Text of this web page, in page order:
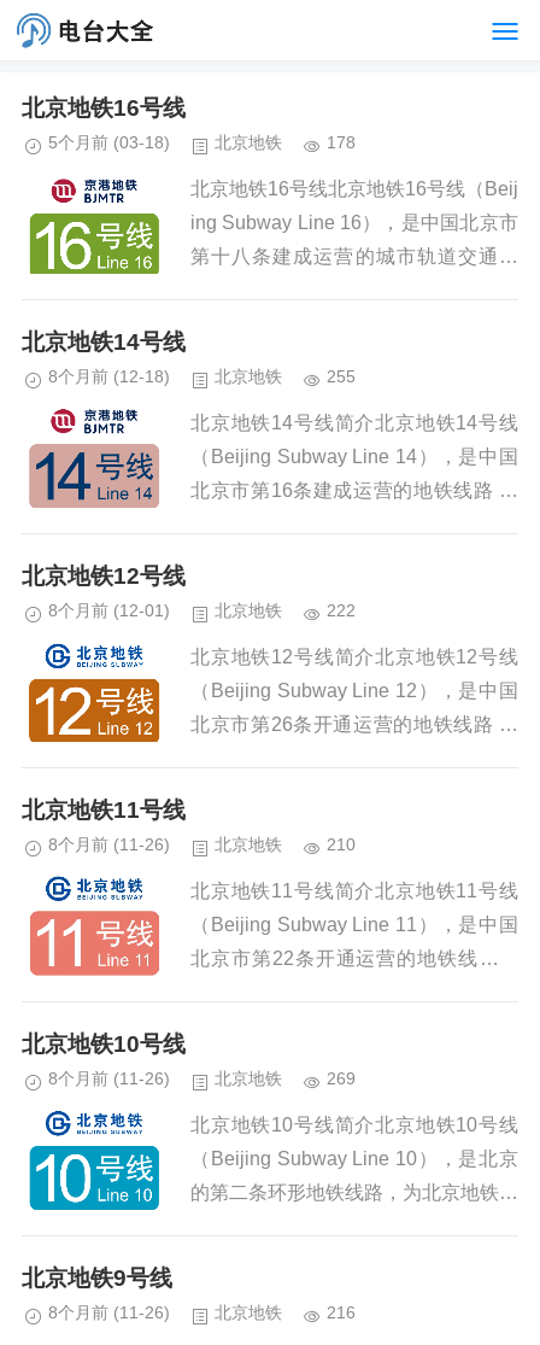
北京地铁16号线
5个月前 (03-18) 北京地铁 178
北京地铁16号线北京地铁16号线（Beij
ing Subway Line 16），是中国北京市
第十八条建成运营的城市轨道交通线
北京地铁14号线
8个月前 (12-18) 北京地铁 255
北京地铁14号线简介北京地铁14号线
（Beijing Subway Line 14），是中国
北京市第16条建成运营的地铁线路 ，
北京地铁12号线
8个月前 (12-01) 北京地铁 222
北京地铁12号线简介北京地铁12号线
（Beijing Subway Line 12），是中国
北京市第26条开通运营的地铁线路 ，
北京地铁11号线
8个月前 (11-26) 北京地铁 210
北京地铁11号线简介北京地铁11号线
（Beijing Subway Line 11），是中国
北京市第22条开通运营的地铁线路，
北京地铁10号线
8个月前 (11-26) 北京地铁 269
北京地铁10号线简介北京地铁10号线
（Beijing Subway Line 10），是北京
的第二条环形地铁线路，为北京地铁系
北京地铁9号线
8个月前 (11-26) 北京地铁 216